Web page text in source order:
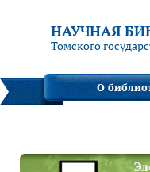
НАУЧНАЯ
Томского
О